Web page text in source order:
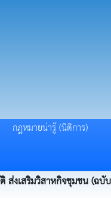
กฎหมายน่ารู้ (นิติการ)
ส่งเสริมวิสาหกิจชุมชน (ฉ